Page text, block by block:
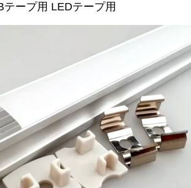
テープ用 LEDテープ用